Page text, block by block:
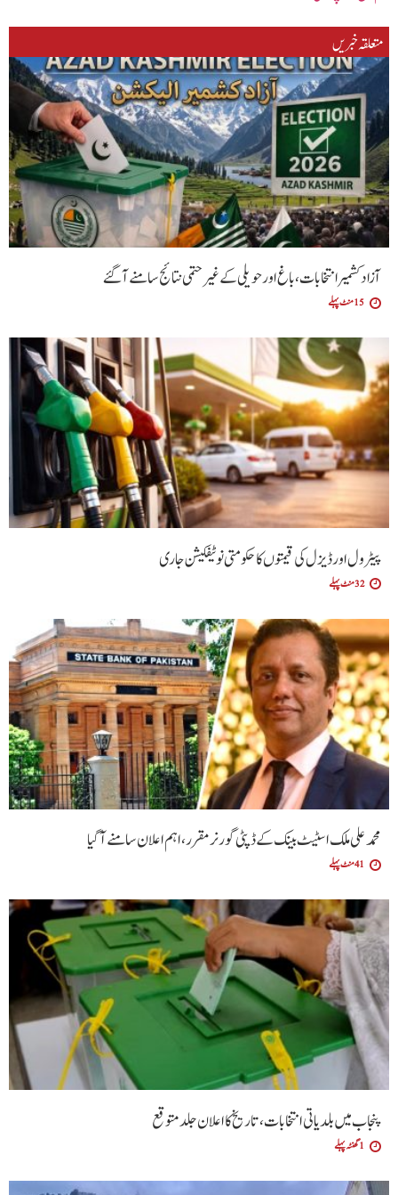
متعلقہ خبریں
آزاد کشمیر انتخابات، باغ اور حویلی کے غیر حتمی نتائج سامنے آگئے
15 منٹ پہلے
پیٹرول اور ڈیزل کی قیمتوں کا حکومتی نوٹیفکیشن جاری
32 منٹ پہلے
محمد علی ملک اسٹیٹ بینک کے ڈپٹی گورنر مقرر، اہم اعلان سامنے آگیا
41 منٹ پہلے
پنجاب میں بلدیاتی انتخابات، تاریخ کا اعلان جلد متوقع
1 گھنٹہ پہلے